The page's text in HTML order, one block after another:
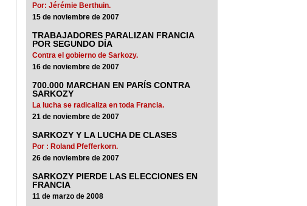
Por: Jérémie Berthuin.
15 de noviembre de 2007
TRABAJADORES PARALIZAN FRANCIA
POR SEGUNDO DÍA
Contra el gobierno de Sarkozy.
16 de noviembre de 2007
700.000 MARCHAN EN PARÍS CONTRA
SARKOZY
La lucha se radicaliza en toda Francia.
21 de noviembre de 2007
SARKOZY Y LA LUCHA DE CLASES
Por : Roland Pfefferkorn.
26 de noviembre de 2007
SARKOZY PIERDE LAS ELECCIONES EN
FRANCIA
11 de marzo de 2008